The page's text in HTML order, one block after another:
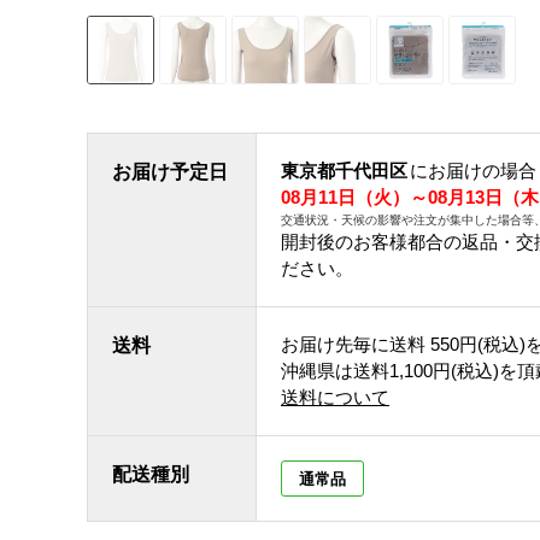
お届け予定日 東京都千代田区にお届けの場合
08月11日（火）～08月13日（
交通状況・天候の影響や注文が集中した場合
開封後のお客様都合の返品・
ださい。
送料 お届け先毎に送料 550円(税込)
沖縄県は送料1,100円(税込)を
送料について
配送種別 通常品